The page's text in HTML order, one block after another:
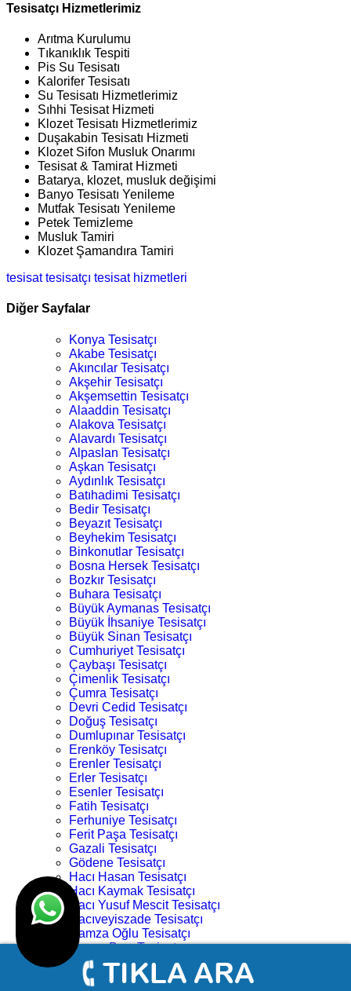
Tesisatçı Hizmetlerimiz
Arıtma Kurulumu
Tıkanıklık Tespiti
Pis Su Tesisatı
Kalorifer Tesisatı
Su Tesisatı Hizmetlerimiz
Sıhhi Tesisat Hizmeti
Klozet Tesisatı Hizmetlerimiz
Duşakabin Tesisatı Hizmeti
Klozet Sifon Musluk Onarımı
Tesisat & Tamirat Hizmeti
Batarya, klozet, musluk değişimi
Banyo Tesisatı Yenileme
Mutfak Tesisatı Yenileme
Petek Temizleme
Musluk Tamiri
Klozet Şamandıra Tamiri
tesisattesisatçı tesisat hizmetleri
Diğer Sayfalar
Konya Tesisatçı
Akabe Tesisatçı
Akıncılar Tesisatçı
Akşehir Tesisatçı
Akşemsettin Tesisatçı
Alaaddin Tesisatçı
Alakova Tesisatçı
Alavardı Tesisatçı
Alpaslan Tesisatçı
Aşkan Tesisatçı
Aydınlık Tesisatçı
Batıhadimi Tesisatçı
Bedir Tesisatçı
Beyazıt Tesisatçı
Beyhekim Tesisatçı
Binkonutlar Tesisatçı
Bosna Hersek Tesisatçı
Bozkır Tesisatçı
Buhara Tesisatçı
Büyük Aymanas Tesisatçı
Büyük İhsaniye Tesisatçı
Büyük Sinan Tesisatçı
Cumhuriyet Tesisatçı
Çaybaşı Tesisatçı
Çimenlik Tesisatçı
Çumra Tesisatçı
Devri Cedid Tesisatçı
Doğuş Tesisatçı
Dumlupınar Tesisatçı
Erenköy Tesisatçı
Erenler Tesisatçı
Erler Tesisatçı
Esenler Tesisatçı
Fatih Tesisatçı
Ferhuniye Tesisatçı
Ferit Paşa Tesisatçı
Gazali Tesisatçı
Gödene Tesisatçı
Hacı Hasan Tesisatçı
Hacı Kaymak Tesisatçı
Hacı Yusuf Mescit Tesisatçı
Hacıveyiszade Tesisatçı
Hamza Oğlu Tesisatçı
Hanay Başı Tesisatçı
Harmancık Tesisatçı
Hocacihan Tesisatçı